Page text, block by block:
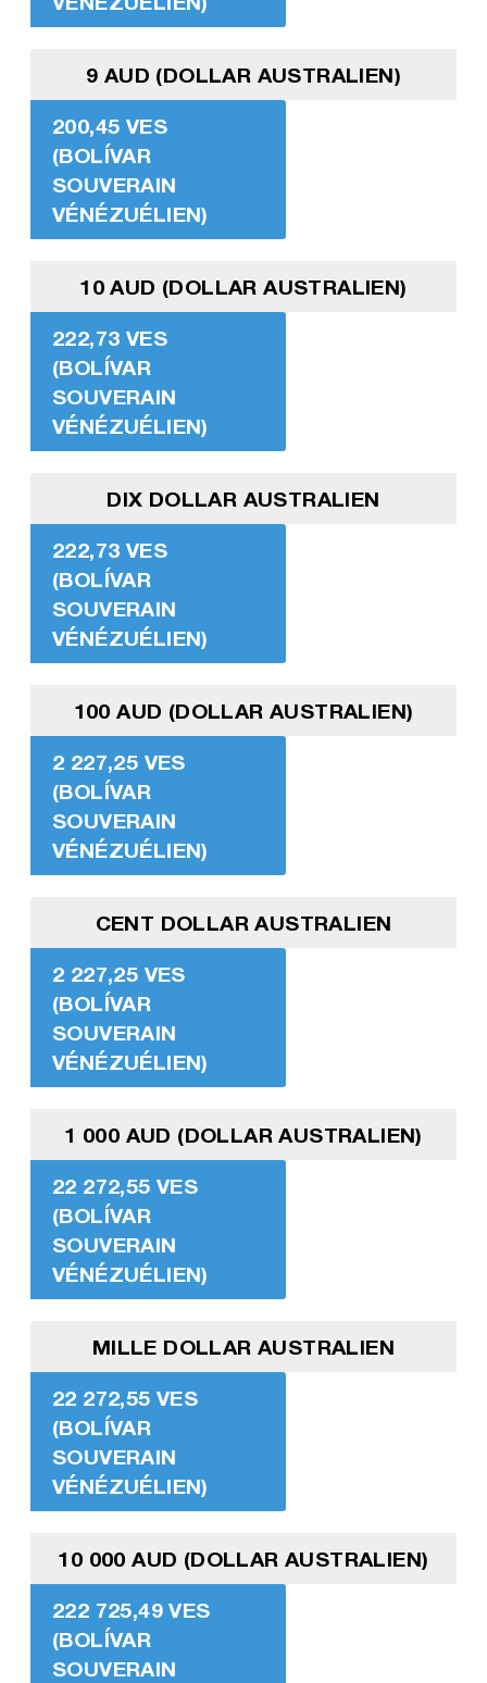
9 AUD (DOLLAR AUSTRALIEN)
200,45 VES
(BOLÍVAR
SOUVERAIN
VÉNÉZUÉLIEN)
10 AUD (DOLLAR AUSTRALIEN)
222,73 VES
(BOLÍVAR
SOUVERAIN
VÉNÉZUÉLIEN)
DIX DOLLAR AUSTRALIEN
222,73 VES
(BOLÍVAR
SOUVERAIN
VÉNÉZUÉLIEN)
100 AUD (DOLLAR AUSTRALIEN)
2 227,25 VES
(BOLÍVAR
SOUVERAIN
VÉNÉZUÉLIEN)
CENT DOLLAR AUSTRALIEN
2 227,25 VES
(BOLÍVAR
SOUVERAIN
VÉNÉZUÉLIEN)
1 000 AUD (DOLLAR AUSTRALIEN)
22 272,55 VES
(BOLÍVAR
SOUVERAIN
VÉNÉZUÉLIEN)
MILLE DOLLAR AUSTRALIEN
22 272,55 VES
(BOLÍVAR
SOUVERAIN
VÉNÉZUÉLIEN)
10 000 AUD (DOLLAR AUSTRALIEN)
222 725,49 VES
(BOLÍVAR
SOUVERAIN